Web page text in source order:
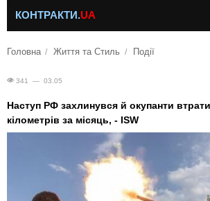
КОНТРАКТИ.UA
Головна Життя та Стиль Події
341 — 03.05
Наступ РФ захлинувся й окупанти
кілометрів за місяць, - ISW